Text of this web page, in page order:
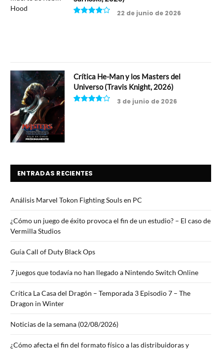
22 de junio de 2026
Crítica He-Man y los Masters del
Universo (Travis Knight, 2026)
3 de junio de 2026
ENTRADAS RECIENTES
Análisis Marvel Tokon Fighting Souls en PC
¿Cómo un juego de éxito provoca el fin de un estudio? – El caso de
Vermilla Studios
Guía Call of Duty Black Ops
7 juegos que todavía no han llegado a Nintendo Switch Online
Crítica La Casa del Dragón – Temporada 3 Episodio 7 – The
Dragon in Winter
Noticias de la semana (02/08/2026)
¿Cómo afecta el fin del formato físico a las distribuidoras y